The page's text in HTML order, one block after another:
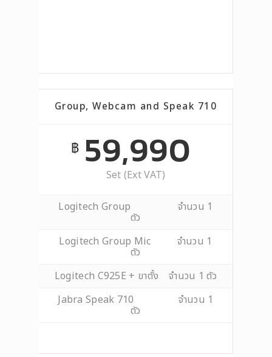
Group, Webcam and Speak 710
฿59,990
Set (Ext VAT)
Logitech Group จำนวน 1
ตัว
Logitech Group Mic จำนวน 1
ตัว
Logitech C925E + ขาตั้ง จำนวน 1 ตัว
Jabra Speak 710 จำนวน 1
ตัว